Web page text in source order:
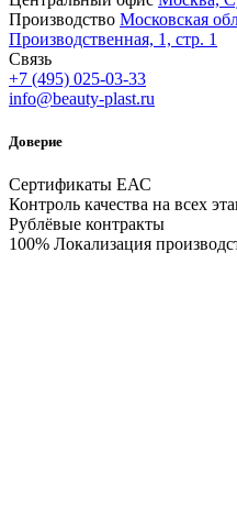
Производство Московская
Производственная, 1, стр. 1
Связь
+7 (495) 025-03-33
info@beauty-plast.ru
Доверие
Сертификаты ЕАС
Контроль качества на всех
Рублёвые контракты
100% Локализация